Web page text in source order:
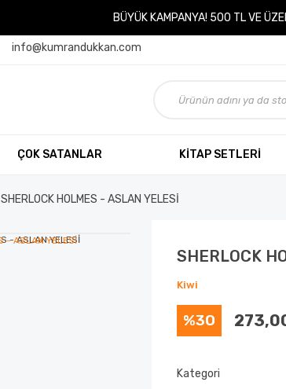
BÜYÜK KAMPANYA! 500 TL VE
info@kumrandukkan.com
ÇOK SATANLAR KİTAP SETLERİ
SHERLOCK HOLMES - ASLAN YELESİ
SHERLOCK
Kiwi
%30
Kategori